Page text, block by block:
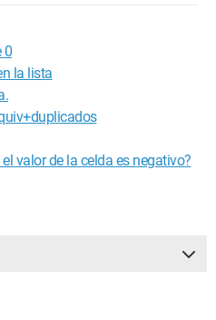
0
la lista
valor de la celda es negativo?